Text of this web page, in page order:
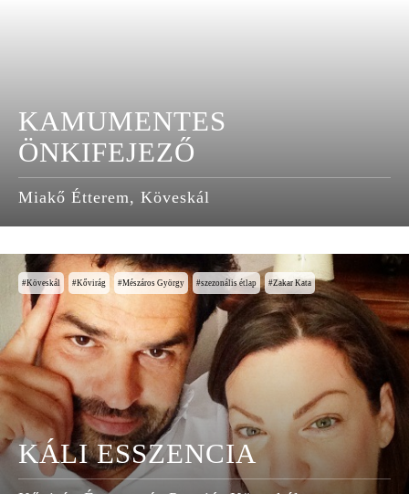
KAMUMENTES
ÖNKIFEJEZŐ
Miakő Étterem, Köveskál
Köveskál Kővirág Mészáros György szezonális étlap Zakar Kata
KÁLI ESSZENCIA